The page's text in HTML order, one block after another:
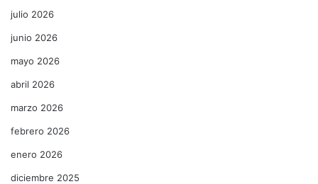
julio 2026
junio 2026
mayo 2026
abril 2026
marzo 2026
febrero 2026
enero 2026
diciembre 2025